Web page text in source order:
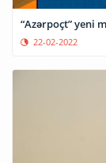
“Azərpoçt” yeni
22-02-2022